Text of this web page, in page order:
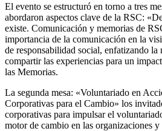
El evento se estructuró en torno a tres
abordaron aspectos clave de la RSC:
existe. Comunicación y memorias de
importancia de la comunicación en la
de responsabilidad social, enfatizando la
compartir las experiencias para un
las Memorias.
La segunda mesa: «Voluntariado en
Corporativas para el Cambio» los
corporativas para impulsar el
motor de cambio en las organizaciones